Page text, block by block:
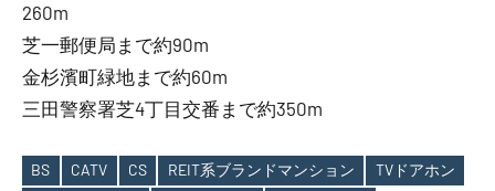
260m
芝一郵便局まで約90m
金杉濱町緑地まで約60m
三田警察署芝4丁目交番まで約350m
BS CATV CS REIT系ブランドマンション
TVドアホン